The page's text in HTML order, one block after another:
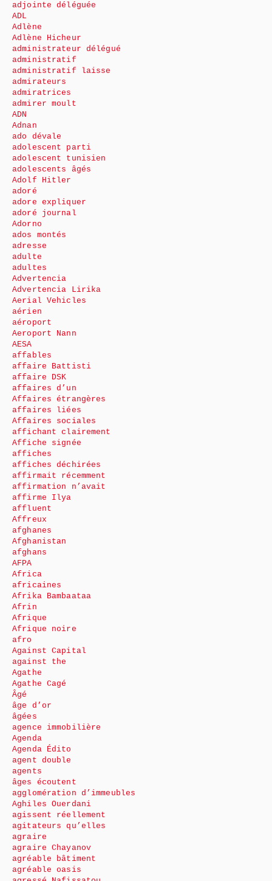
adjointe déléguée
ADL
Adlène
Adlène Hicheur
administrateur délégué
administratif
administratif laisse
admirateurs
admiratrices
admirer moult
ADN
Adnan
ado dévale
adolescent parti
adolescent tunisien
adolescents âgés
Adolf Hitler
adoré
adore expliquer
adoré journal
Adorno
ados montés
adresse
adulte
adultes
Advertencia
Advertencia Lirika
Aerial Vehicles
aérien
aéroport
Aeroport Nann
AESA
affables
affaire Battisti
affaire DSK
affaires d’un
Affaires étrangères
affaires liées
Affaires sociales
affichant clairement
Affiche signée
affiches
affiches déchirées
affirmait récemment
affirmation n’avait
affirme Ilya
affluent
Affreux
afghanes
Afghanistan
afghans
AFPA
Africa
africaines
Afrika Bambaataa
Afrin
Afrique
Afrique noire
afro
Against Capital
against the
Agathe
Agathe Cagé
Âgé
âge d’or
âgées
agence immobilière
Agenda
Agenda Édito
agent double
agents
âges écoutent
agglomération d’immeubles
Aghiles Ouerdani
agissent réellement
agitateurs qu’elles
agraire
agraire Chayanov
agréable bâtiment
agréable oasis